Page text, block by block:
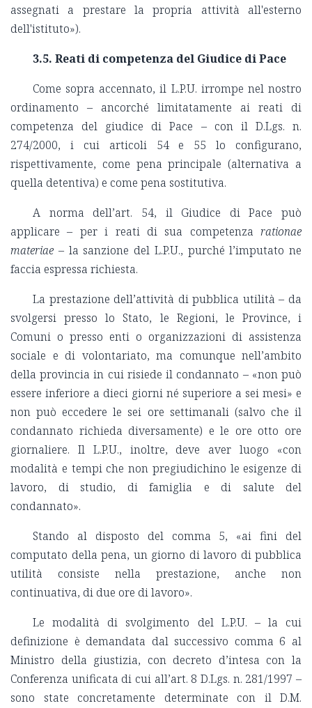
assegnati a prestare la propria attività all'esterno
dell'istituto»).
3.5. Reati di competenza del Giudice di Pace
Come sopra accennato, il L.P.U. irrompe nel nostro
ordinamento – ancorché limitatamente ai reati di
competenza del giudice di Pace – con il D.Lgs. n.
274/2000, i cui articoli 54 e 55 lo configurano,
rispettivamente, come pena principale (alternativa a
quella detentiva) e come pena sostitutiva.
A norma dell’art. 54, il Giudice di Pace può
applicare – per i reati di sua competenza rationae
materiae – la sanzione del L.P.U., purché l’imputato ne
faccia espressa richiesta.
La prestazione dell’attività di pubblica utilità – da
svolgersi presso lo Stato, le Regioni, le Province, i
Comuni o presso enti o organizzazioni di assistenza
sociale e di volontariato, ma comunque nell’ambito
della provincia in cui risiede il condannato – «non può
essere inferiore a dieci giorni né superiore a sei mesi» e
non può eccedere le sei ore settimanali (salvo che il
condannato richieda diversamente) e le ore otto ore
giornaliere. Il L.P.U., inoltre, deve aver luogo «con
modalità e tempi che non pregiudichino le esigenze di
lavoro, di studio, di famiglia e di salute del
condannato».
Stando al disposto del comma 5, «ai fini del
computato della pena, un giorno di lavoro di pubblica
utilità consiste nella prestazione, anche non
continuativa, di due ore di lavoro».
Le modalità di svolgimento del L.P.U. – la cui
definizione è demandata dal successivo comma 6 al
Ministro della giustizia, con decreto d’intesa con la
Conferenza unificata di cui all’art. 8 D.Lgs. n. 281/1997 –
sono state concretamente determinate con il D.M.